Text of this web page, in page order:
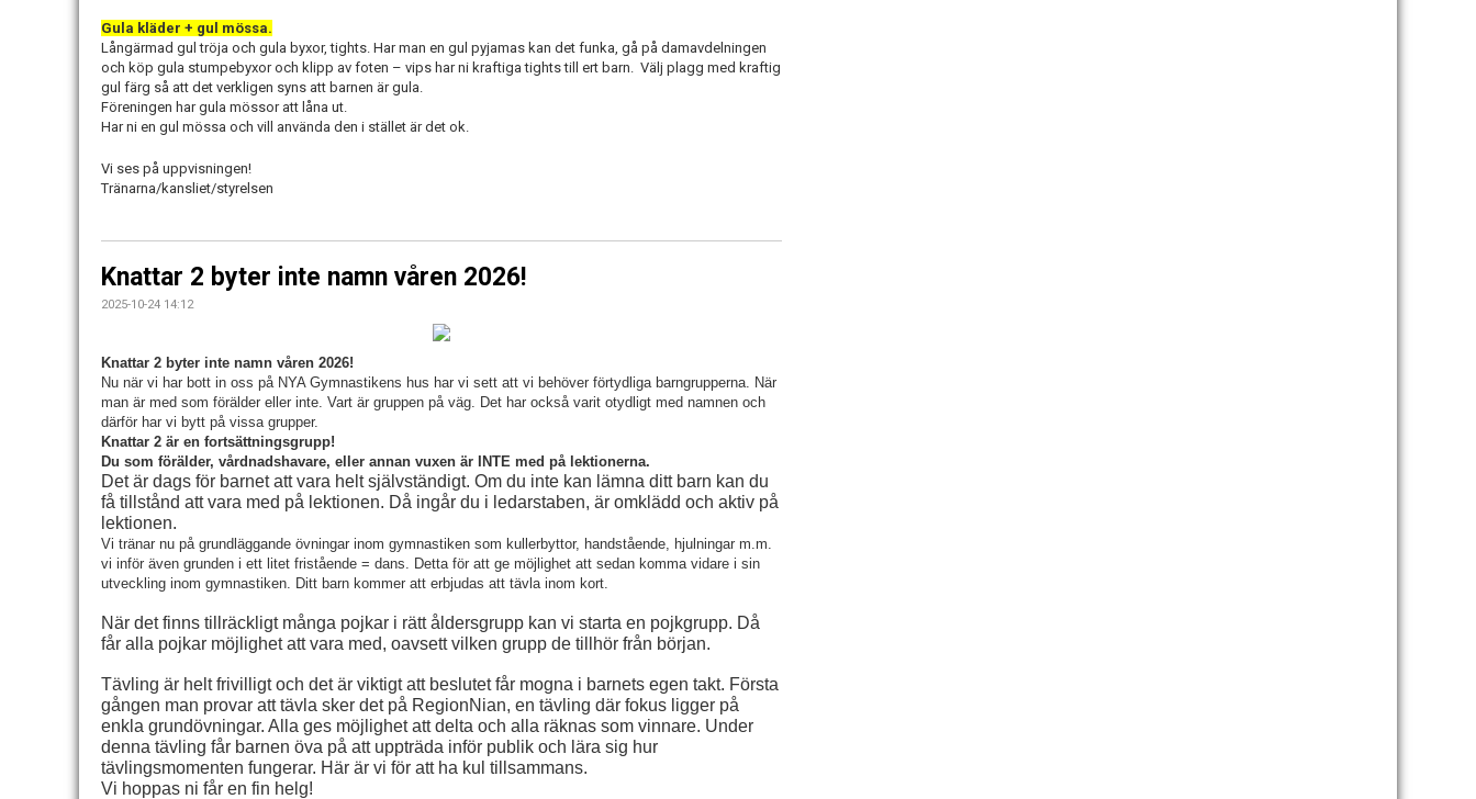
Gula kläder + gul mössa.
Långärmad gul tröja och gula byxor, tights. Har man en gul pyjamas kan det funka, gå på damavdelningen
och köp gula stumpebyxor och klipp av foten – vips har ni kraftiga tights till ert barn. Välj plagg med kraftig
gul färg så att det verkligen syns att barnen är gula.
Föreningen har gula mössor att låna ut.
Har ni en gul mössa och vill använda den i stället är det ok.
Vi ses på uppvisningen!
Tränarna/kansliet/styrelsen
Knattar 2 byter inte namn våren 2026!
2025-10-24 14:12
Knattar 2 byter inte namn våren 2026!
Nu när vi har bott in oss på NYA Gymnastikens hus har vi sett att vi behöver förtydliga barngrupperna. När
man är med som förälder eller inte. Vart är gruppen på väg. Det har också varit otydligt med namnen och
därför har vi bytt på vissa grupper.
Knattar 2 är en fortsättningsgrupp!
Du som förälder, vårdnadshavare, eller annan vuxen är INTE med på lektionerna.
Det är dags för barnet att vara helt självständigt. Om du inte kan lämna ditt barn kan du
få tillstånd att vara med på lektionen. Då ingår du i ledarstaben, är omklädd och aktiv på
lektionen.
Vi tränar nu på grundläggande övningar inom gymnastiken som kullerbyttor, handstående, hjulningar m.m.
vi inför även grunden i ett litet fristående = dans. Detta för att ge möjlighet att sedan komma vidare i sin
utveckling inom gymnastiken. Ditt barn kommer att erbjudas att tävla inom kort.
När det finns tillräckligt många pojkar i rätt åldersgrupp kan vi starta en pojkgrupp. Då
får alla pojkar möjlighet att vara med, oavsett vilken grupp de tillhör från början.
Tävling är helt frivilligt och det är viktigt att beslutet får mogna i barnets egen takt. Första
gången man provar att tävla sker det på RegionNian, en tävling där fokus ligger på
enkla grundövningar. Alla ges möjlighet att delta och alla räknas som vinnare. Under
denna tävling får barnen öva på att uppträda inför publik och lära sig hur
tävlingsmomenten fungerar. Här är vi för att ha kul tillsammans.
Vi hoppas ni får en fin helg!